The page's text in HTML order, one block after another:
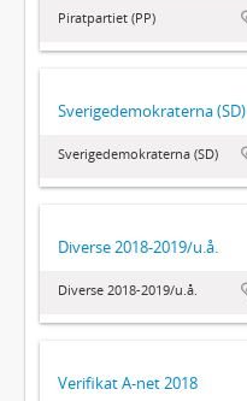
Piratpartiet (PP)
Sverigedemokraterna (SD)
Sverigedemokraterna (SD)
Diverse 2018-2019/u.å.
Diverse 2018-2019/u.å.
Verifikat A-net 2018